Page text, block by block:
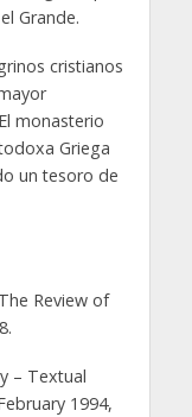
Grande.
cristianos
monasterio
Griega
un tesoro de
Review of
– Textual
1994,